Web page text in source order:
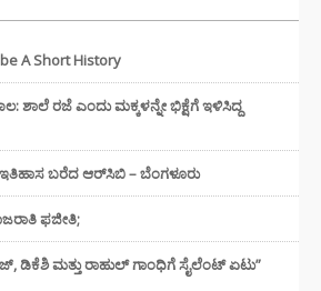
A Short History
ಶಾಲೆ ರಜೆ ಎಂದು ಮಕ್ಕಳನ್ನೇ ಭಿಕ್ಷೆಗೆ ಇಳಿಸಿದ್ದ
ಇತಿಹಾಸ ಬರೆದ ಆರ್‌ಸಿಬಿ – ಬೆಂಗಳೂರು
ಫಜೀತಿ;
ಡಿಕೆಶಿ ಮತ್ತು ರಾಹುಲ್‌ ಗಾಂಧಿಗೆ ಸೈಲೆಂಟ್ ಏಟು”